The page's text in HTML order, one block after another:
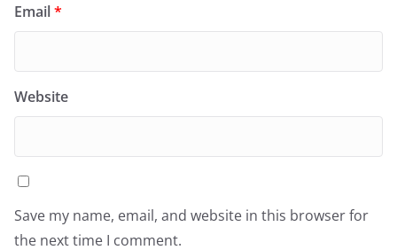
Email*
Website
Save my name, email, and website in this browser for
the next time I comment.